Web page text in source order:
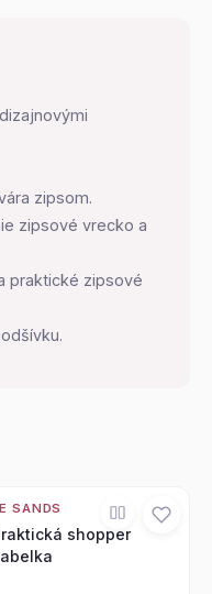
zipsom.
zipsové vrecko a
praktické zipsové
SANDS
shopper